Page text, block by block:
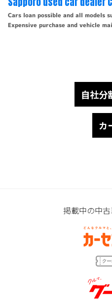
Cars loan possible and all models
Expensive purchase and vehicle
自社分
カ
掲載中の中